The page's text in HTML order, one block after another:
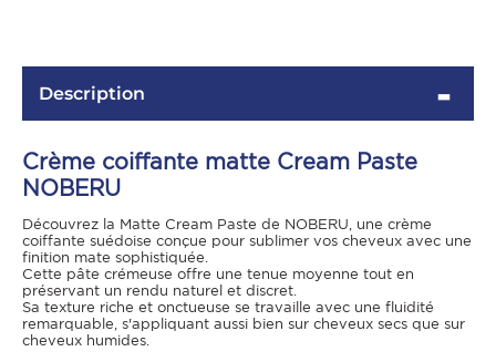
Description
Crème coiffante matte Cream Paste
NOBERU
Découvrez la Matte Cream Paste de NOBERU, une crème
coiffante suédoise conçue pour sublimer vos cheveux avec une
finition mate sophistiquée.
Cette pâte crémeuse offre une tenue moyenne tout en
préservant un rendu naturel et discret.
Sa texture riche et onctueuse se travaille avec une fluidité
remarquable, s'appliquant aussi bien sur cheveux secs que sur
cheveux humides.